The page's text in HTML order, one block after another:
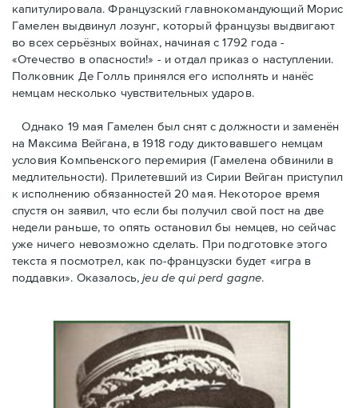
капитулировала. Французский главнокомандующий Морис
Гамелен выдвинул лозунг, который французы выдвигают
во всех серьёзных войнах, начиная с 1792 года -
«Отечество в опасности!» - и отдал приказ о наступлении.
Полковник Дe Голль принялся его исполнять и нанёс
немцам несколько чувствительных ударов.
Однако 19 мая Гамелен был снят с должности и заменён
на Максима Вейгана, в 1918 году диктовавшего немцам
условия Компьенского перемирия (Гамелена обвинили в
медлительности). Прилетевший из Сирии Вейган приступил
к исполнению обязанностей 20 мая. Hекоторое время
спустя oн заявил, что если бы получил свой пост на две
недели раньше, то опять остановил бы немцев, но сейчас
уже ничего невозможно сделать. При подготовке этого
текста я посмотрел, как по-французски будет «игра в
поддавки». Оказалось,jeu de qui perd gagne.